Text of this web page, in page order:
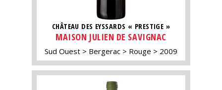
CHÂTEAU DES EYSSARDS « PRESTIGE »
MAISON JULIEN DE SAVIGNAC
Sud Ouest Bergerac Rouge 2009